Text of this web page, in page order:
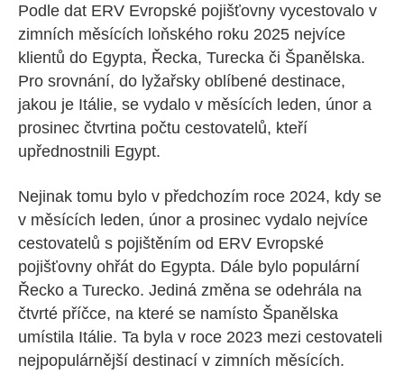
Podle dat ERV Evropské pojišťovny vycestovalo v
zimních měsících loňského roku 2025 nejvíce
klientů do Egypta, Řecka, Turecka či Španělska.
Pro srovnání, do lyžařsky oblíbené destinace,
jakou je Itálie, se vydalo v měsících leden, únor a
prosinec čtvrtina počtu cestovatelů, kteří
upřednostnili Egypt.
Nejinak tomu bylo v předchozím roce 2024, kdy se
v měsících leden, únor a prosinec vydalo nejvíce
cestovatelů s pojištěním od ERV Evropské
pojišťovny ohřát do Egypta. Dále bylo populární
Řecko a Turecko. Jediná změna se odehrála na
čtvrté příčce, na které se namísto Španělska
umístila Itálie. Ta byla v roce 2023 mezi cestovateli
nejpopulárnější destinací v zimních měsících.